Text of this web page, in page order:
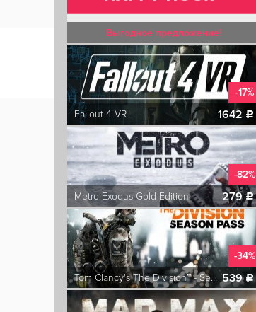
Выгодное предложение!
-17%
Fallout 4 VR
1642 c
-82%
Metro Exodus Gold Edition
279c
-34%
Tom Clancy's The Division™ - Season Pass 539c